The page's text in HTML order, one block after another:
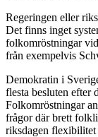
Regeringen eller
Det finns inget
folkomröstningar
från exempelvis
Demokratin i
flesta besluten efter
Folkomröstningar
frågor där brett
riksdagen flexibilitet